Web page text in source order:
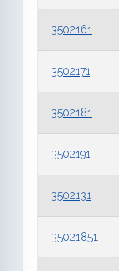
3502161
3502171
3502181
3502191
3502131
35021851